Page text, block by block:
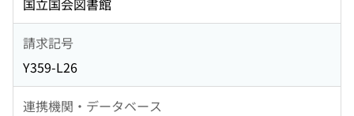
国立国会図書館
請求記号
Y359-L26
連携機関・データベース